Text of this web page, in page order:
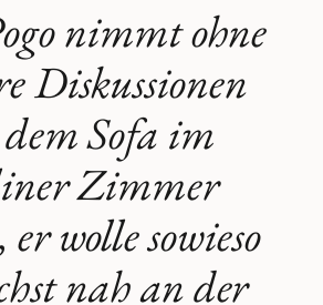
nimmt ohne
Diskussionen
Sofa im
Zimmer
wolle sowieso
nah an der